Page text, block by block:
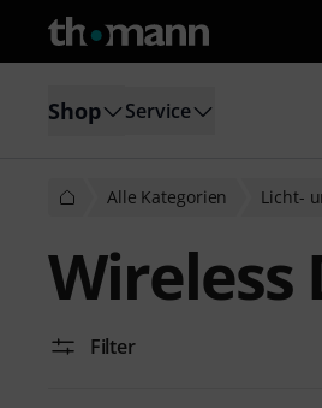
Shop Service
Alle Kategorien Licht-
Wireless
Filter